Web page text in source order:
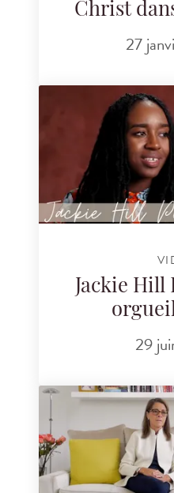
Christ
27
Jackie Hill
29